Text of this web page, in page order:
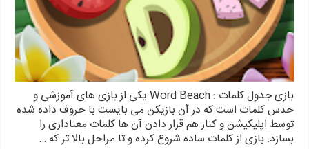
بازی جدول کلمات : Word Beach یکی از بازی های آموزشی و
حدس کلمات است که در آن بازیکن می بایست با حروف داده شده
توسط اپلیکیشن و کنار هم قرار دادن آن ها کلمات معناداری را
بسازد. بازی از کلمات ساده شروع کرده و تا مراحل بالا تر که …